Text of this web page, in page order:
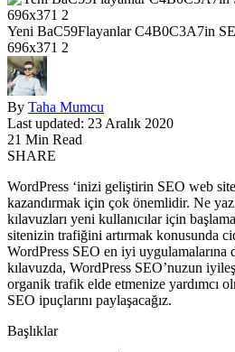
Yeni BaC59Flayanlar C4B0C3A7in
696x371 2
By Taha Mumcu
Last updated: 23 Aralık 2020
21 Min Read
SHARE
WordPress ‘inizi geliştirin SEO web
kazandırmak için çok önemlidir. Ne
kılavuzları yeni kullanıcılar için
sitenizin trafiğini artırmak konusunda
WordPress SEO en iyi uygulamalarına
kılavuzda, WordPress SEO’nuzun
organik trafik elde etmenize yardımcı
SEO ipuçlarını paylaşacağız.
Başlıklar